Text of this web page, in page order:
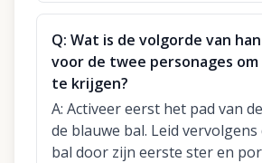
Q: Wat is de volgorde van
voor de twee personages
te krijgen?
A: Activeer eerst het pad van
de blauwe bal. Leid vervolgens
bal door zijn eerste ster en